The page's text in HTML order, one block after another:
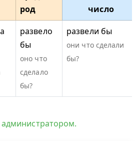
число
род
развело
бы
оно что
сделало
бы?
развели бы
они что сделали
бы?